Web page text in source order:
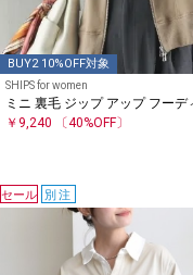
BUY2 10%OFF対象
SHIPS for women
ミニ 裏毛 ジップ アップ フーデ
￥9,240 〔40%OFF〕
セール 別注